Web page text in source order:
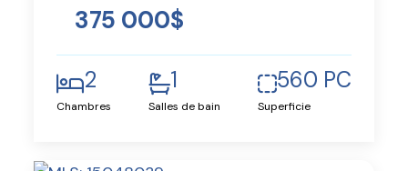
375 000$
2
Chambres
1
Salles de bain
560 PC
Superficie